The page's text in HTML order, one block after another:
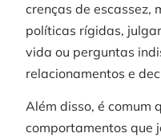
crenças de escassez,
políticas rígidas,
vida ou perguntas
relacionamentos e
Além disso, é comum
comportamentos que